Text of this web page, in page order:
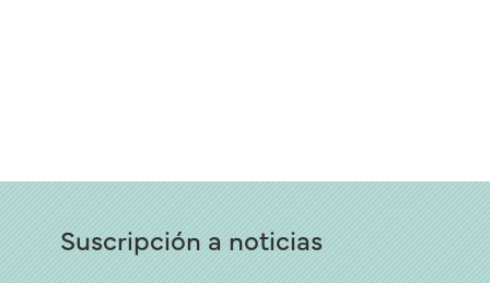
Suscripción a noticias